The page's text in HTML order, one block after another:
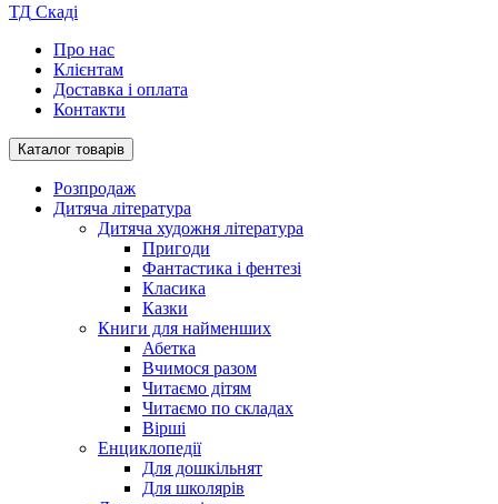
ТД Скаді
Про нас
Клієнтам
Доставка і оплата
Контакти
Каталог товарів
Розпродаж
Дитяча література
Дитяча художня література
Пригоди
Фантастика і фентезі
Класика
Казки
Книги для найменших
Абетка
Вчимося разом
Читаємо дітям
Читаємо по складах
Вірші
Енциклопедії
Для дошкільнят
Для школярів